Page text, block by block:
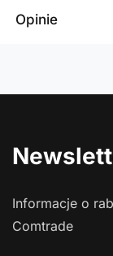
Opinie
Informacje o
Comtrade